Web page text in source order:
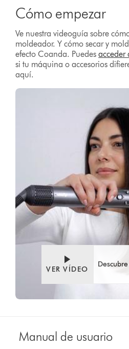
Cómo empezar
Ve nuestra videoguía sobre
moldeador. Y cómo secar y
efecto Coanda. Puedesacceder
si tu máquina o accesorios
aquí.
VER VÍDEO
Manual de usuario